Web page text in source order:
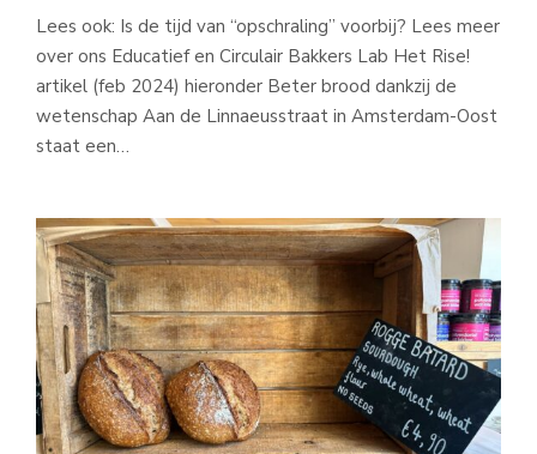
Lees ook: Is de tijd van “opschraling” voorbij? Lees meer
over ons Educatief en Circulair Bakkers Lab Het Rise!
artikel (feb 2024) hieronder Beter brood dankzij de
wetenschap Aan de Linnaeusstraat in Amsterdam-Oost
staat een…